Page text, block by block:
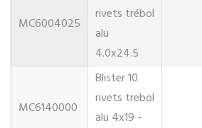
MC6004025
rivets trébol
alu
4.0x24.5
MC6140000
Blister 10
rivets trebol
alu 4x19 -